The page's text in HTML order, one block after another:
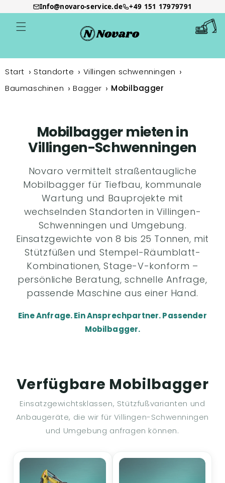
Direkt
zum
Inhalt
Info@novaro-service.de +49 151 17979791
Start Standorte
Villingen schwenningen
Baumaschinen
Bagger Mobilbagger
Mobilbagger mieten in
Villingen-Schwenningen
Novaro vermittelt straßentaugliche
Mobilbagger für Tiefbau, kommunale
Wartung und Bauprojekte mit
wechselnden Standorten in Villingen-
Schwenningen und Umgebung.
Einsatzgewichte von 8 bis 25 Tonnen, mit
Stützfüßen und Stempel-Räumblatt-
Kombinationen, Stage-V-konform –
persönliche Beratung, schnelle Anfrage,
passende Maschine aus einer Hand.
Eine Anfrage. Ein Ansprechpartner. Passender
Mobilbagger.
Verfügbare Mobilbagger
Einsatzgewichtsklassen, Stützfußvarianten und
Anbaugeräte, die wir für Villingen-Schwenningen
und Umgebung anfragen können.